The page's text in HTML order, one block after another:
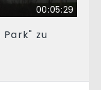
00:05:29
zu